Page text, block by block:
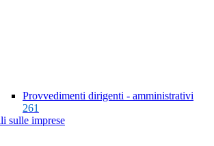
Provvedimenti dirigenti - amministrativi
261
sulle imprese